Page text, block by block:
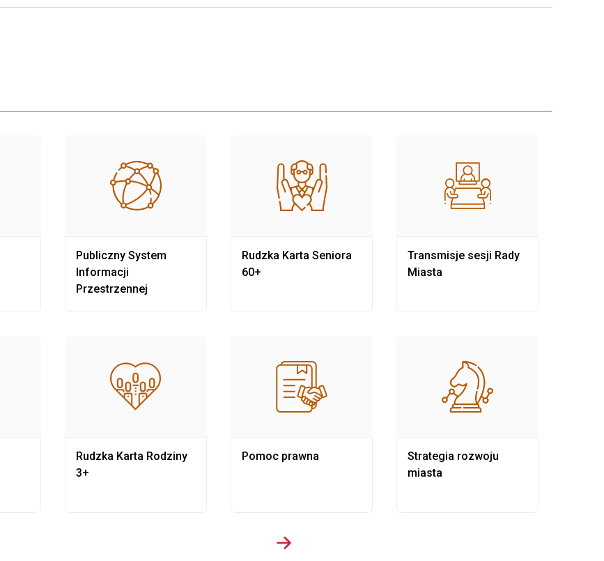
Publiczny System
Informacji
Przestrzennej
Rudzka Karta Rodziny
3+
Rudzka Karta Seniora
60+
Pomoc prawna
Transmisje sesji Rady
Miasta
Strategia rozwoju
miasta